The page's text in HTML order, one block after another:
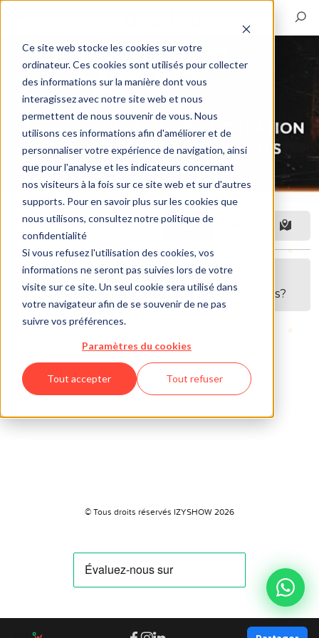
Ce site web stocke les cookies sur votre
ordinateur. Ces cookies sont utilisés pour collecter
des informations sur la manière dont vous
interagissez avec notre site web et nous
permettent de nous souvenir de vous. Nous
utilisons ces informations afin d'améliorer et de
personnaliser votre expérience de navigation, ainsi
que pour l'analyse et les indicateurs concernant
nos visiteurs à la fois sur ce site web et sur d'autres
supports. Pour en savoir plus sur les cookies que
nous utilisons, consultez notre politique de
confidentialité
Si vous refusez l'utilisation des cookies, vos
informations ne seront pas suivies lors de votre
visite sur ce site. Un seul cookie sera utilisé dans
votre navigateur afin de se souvenir de ne pas
suivre vos préférences.
Paramètres du cookies
Tout accepter Tout refuser
Filter
Sorry, no listings could be found for your
search criteria. Maybe try other search terms?
© Tous droits réservés IZYSHOW 2026